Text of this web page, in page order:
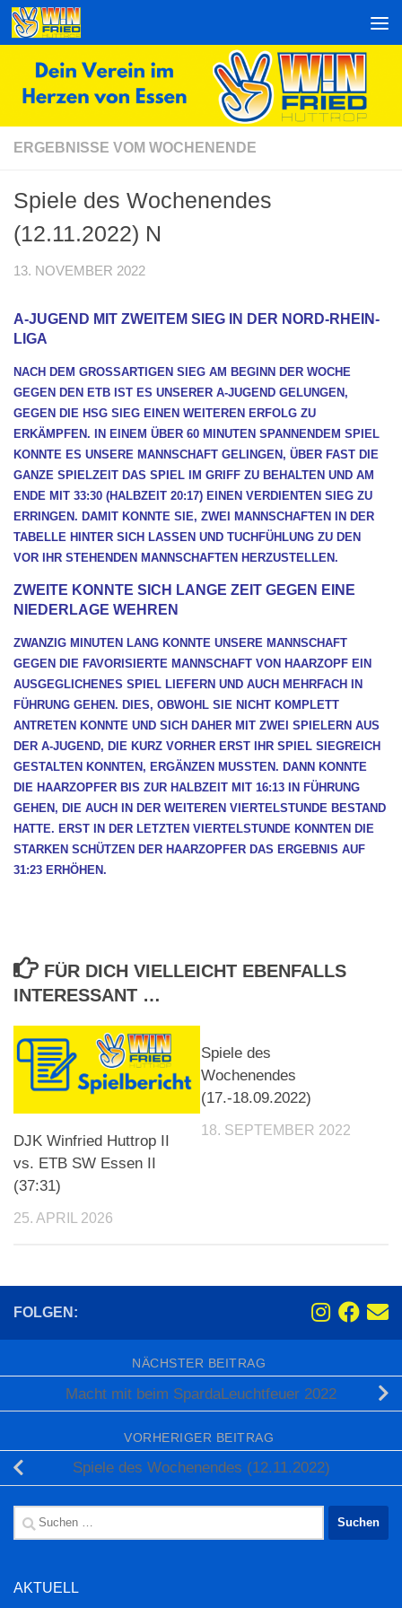
Zum Inhalt springen
ERGEBNISSE VOM WOCHENENDE
Spiele des Wochenendes
(12.11.2022) N
13. NOVEMBER 2022
A-JUGEND MIT ZWEITEM SIEG IN DER NORD-RHEIN-
LIGA
NACH DEM GROSSARTIGEN SIEG AM BEGINN DER WOCHE G
EGEN DEN ETB IST ES UNSERER A-JUGEND GELUNGEN, G
EGEN DIE HSG SIEG EINEN WEITEREN ERFOLG ZU E
RKÄMPFEN. IN EINEM ÜBER 60 MINUTEN SPANNENDEM SPIEL K
ONNTE ES UNSERE MANNSCHAFT GELINGEN, ÜBER FAST DIE G
ANZE SPIELZEIT DAS SPIEL IM GRIFF ZU BEHALTEN UND AM E
NDE MIT 33:30 (HALBZEIT 20:17) EINEN VERDIENTEN SIEG ZU E
RRINGEN. DAMIT KONNTE SIE, ZWEI MANNSCHAFTEN IN DER T
ABELLE HINTER SICH LASSEN UND TUCHFÜHLUNG ZU DEN V
OR IHR STEHENDEN MANNSCHAFTEN HERZUSTELLEN.
ZWEITE KONNTE SICH LANGE ZEIT GEGEN EINE
NIEDERLAGE WEHREN
ZWANZIG MINUTEN LANG KONNTE UNSERE MANNSCHAFT
GEGEN DIE FAVORISIERTE MANNSCHAFT VON HAARZOPF EIN
AUSGEGLICHENES SPIEL LIEFERN UND AUCH MEHRFACH IN
FÜHRUNG GEHEN. DIES, OBWOHL SIE NICHT KOMPLETT
ANTRETEN KONNTE UND SICH DAHER MIT ZWEI SPIELERN AUS
DER A-JUGEND, DIE KURZ VORHER ERST IHR SPIEL SIEGREICH
GESTALTEN KONNTEN, ERGÄNZEN MUSSTEN. DANN KONNTE
DIE HAARZOPFER BIS ZUR HALBZEIT MIT 16:13 IN FÜHRUNG
GEHEN, DIE AUCH IN DER WEITEREN VIERTELSTUNDE BESTAND
HATTE. ERST IN DER LETZTEN VIERTELSTUNDE KONNTEN DIE
STARKEN SCHÜTZEN DER HAARZOPFER DAS ERGEBNIS AUF
31:23 ERHÖHEN.
FÜR DICH VIELLEICHT EBENFALLS
INTERESSANT …
DJK Winfried Huttrop II
vs. ETB SW Essen II
(37:31)
25. APRIL 2026
Spiele des
Wochenendes
(17.-18.09.2022)
18. SEPTEMBER 2022
FOLGEN:
NÄCHSTER BEITRAG
Macht mit beim SpardaLeuchtfeuer 2022
VORHERIGER BEITRAG
Spiele des Wochenendes (12.11.2022)
Suchen
nach:
AKTUELL